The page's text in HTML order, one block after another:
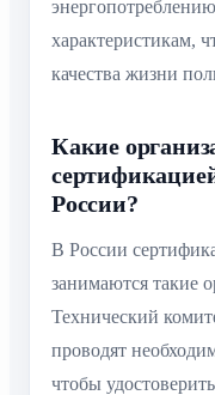
характеристикам,
качества жизни
Какие
России?
В России
занимаются такие
Технический
проводят
чтобы